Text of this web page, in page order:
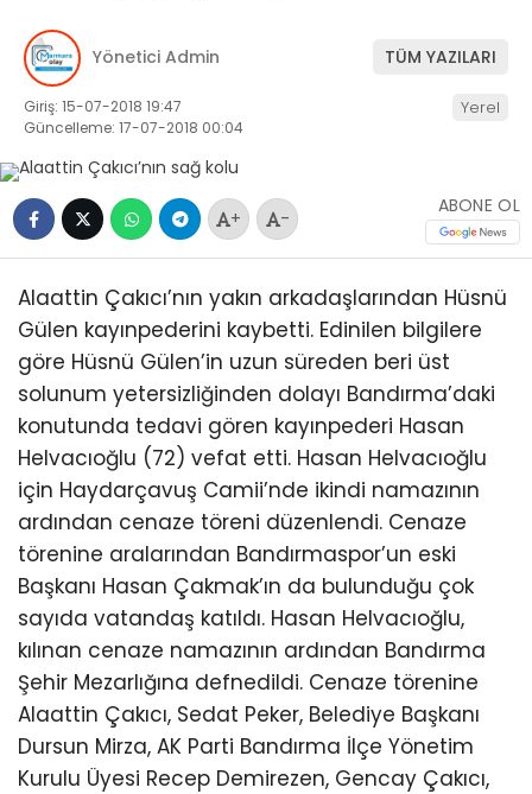
Yönetici Admin TÜM YAZILARI
Giriş: 15-07-2018 19:47
Güncelleme: 17-07-2018 00:04
Yerel
+ -
ABONE OL
Alaattin Çakıcı’nın yakın arkadaşlarından Hüsnü
Gülen kayınpederini kaybetti. Edinilen bilgilere
göre Hüsnü Gülen’in uzun süreden beri üst
solunum yetersizliğinden dolayı Bandırma’daki
konutunda tedavi gören kayınpederi Hasan
Helvacıoğlu (72) vefat etti. Hasan Helvacıoğlu
için Haydarçavuş Camii’nde ikindi namazının
ardından cenaze töreni düzenlendi. Cenaze
törenine aralarından Bandırmaspor’un eski
Başkanı Hasan Çakmak’ın da bulunduğu çok
sayıda vatandaş katıldı. Hasan Helvacıoğlu,
kılınan cenaze namazının ardından Bandırma
Şehir Mezarlığına defnedildi. Cenaze törenine
Alaattin Çakıcı, Sedat Peker, Belediye Başkanı
Dursun Mirza, AK Parti Bandırma İlçe Yönetim
Kurulu Üyesi Recep Demirezen, Gencay Çakıcı,